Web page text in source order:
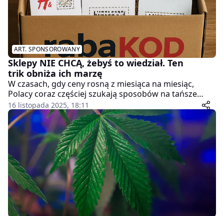
ART. SPONSOROWANY
Sklepy NIE CHCĄ, żebyś to wiedział. Ten
trik obniża ich marzę
W czasach, gdy ceny rosną z miesiąca na miesiąc,
Polacy coraz częściej szukają sposobów na tańsze
zakupy. Okazuje się, że jeden prosty krok pozwala
obniżyć koszt wielu produktów nawet o 10–50%.
Sklepy nie chwalą się tym oficjalnie, ale trik działa w
większości popularnych e-sklepów.
16 listopada 2025, 18:11